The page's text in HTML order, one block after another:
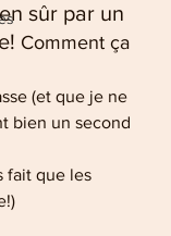
sûr par un
Comment ça
(et que je ne
bien un second
fait que les